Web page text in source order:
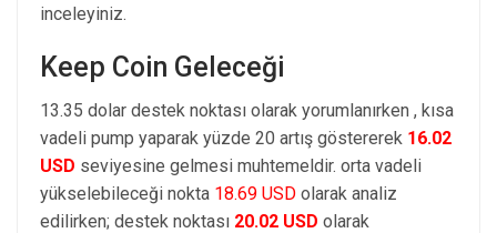
inceleyiniz.
Keep Coin Geleceği
13.35 dolar destek noktası olarak yorumlanırken , kısa
vadeli pump yaparak yüzde 20 artış göstererek 16.02
USD seviyesine gelmesi muhtemeldir. orta vadeli
yükselebileceği nokta 18.69 USD olarak analiz
edilirken; destek noktası 20.02 USD olarak